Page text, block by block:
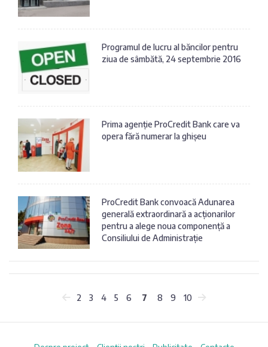
Programul de lucru al băncilor pentru
ziua de sâmbătă, 24 septembrie 2016
Prima agenție ProCredit Bank care va
opera fără numerar la ghișeu
ProCredit Bank convoacă Adunarea
generală extraordinară a acționarilor
pentru a alege noua componență a
Consiliului de Administrație
2 3 4 5 6 7 8 9 10